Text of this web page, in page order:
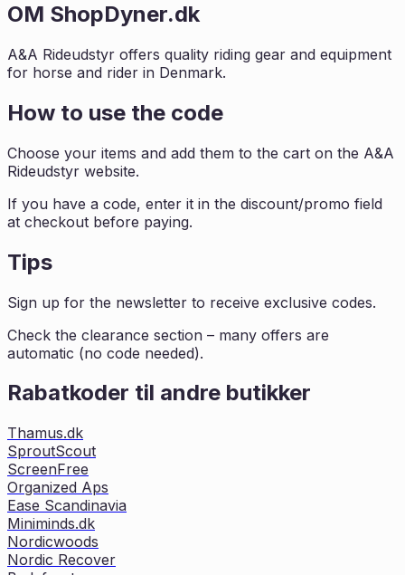
OM ShopDyner.dk
A&A Rideudstyr offers quality riding gear and equipment
for horse and rider in Denmark.
How to use the code
Choose your items and add them to the cart on the A&A
Rideudstyr website.
If you have a code, enter it in the discount/promo field
at checkout before paying.
Tips
Sign up for the newsletter to receive exclusive codes.
Check the clearance section – many offers are
automatic (no code needed).
Rabatkoder til andre butikker
Thamus.dk
SproutScout
ScreenFree
Organized Aps
Ease Scandinavia
Miniminds.dk
Nordicwoods
Nordic Recover